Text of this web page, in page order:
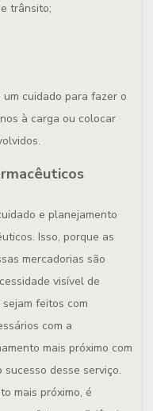
trânsito;
cuidado para fazer o
à carga ou colocar
e planejamento
Isso, porque as
mercadorias são
visível de
feitos com
com a
mais próximo com
desse serviço.
mais próximo, é